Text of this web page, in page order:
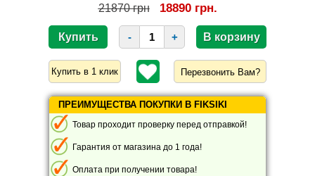
21870 грн 18890 грн.
- +
Перезвонить Вам?
ПРЕИМУЩЕСТВА ПОКУПКИ В FIKSIKI
Товар проходит проверку перед отправкой!
Гарантия от магазина до 1 года!
Оплата при получении товара!